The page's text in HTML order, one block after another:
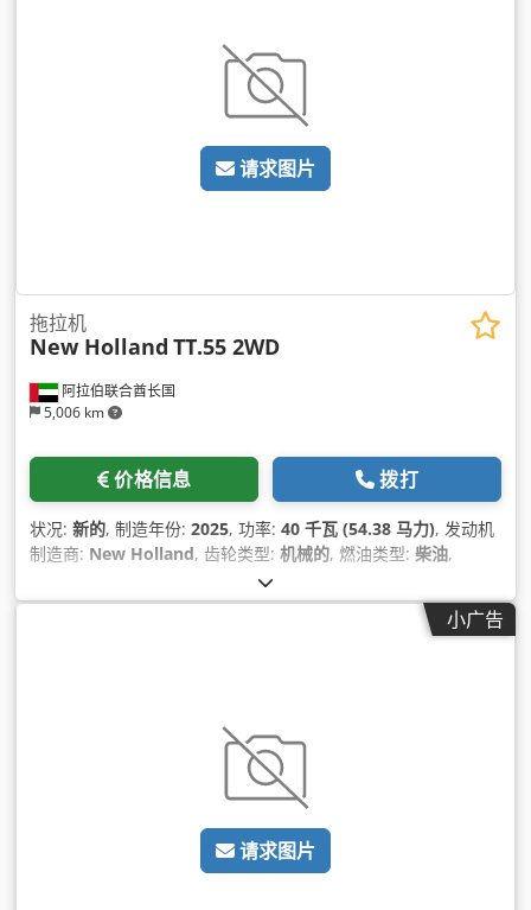
请求图片
阿拉伯联合酋长国
5,006 km
拖拉机
New Holland TT.55 2WD
价格信息 拨打
状况: 新的, 制造年份: 2025, 功率: 40 千瓦 (54.38 马力), 发动机
制造商: New Holland, 齿轮类型: 机械的, 燃油类型: 柴油,
小广告
请求图片